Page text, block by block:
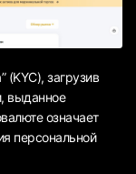
(KYC), загрузив
выданное
означает
персональной